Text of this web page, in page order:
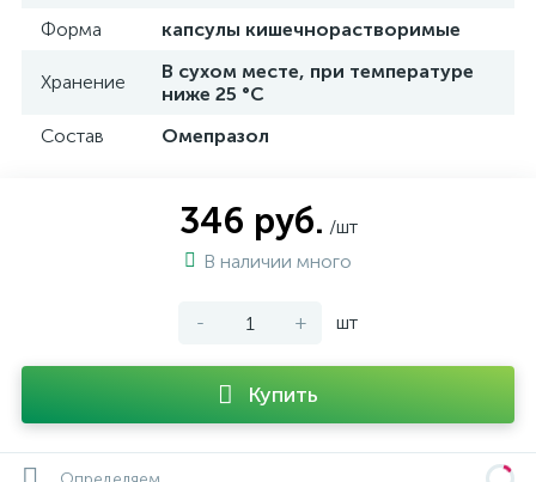
Форма капсулы кишечнорастворимые
Хранение
В сухом месте, при температуре
ниже 25 °C
Состав
Омепразол
346 руб. /шт
В наличии много
- + шт
Купить